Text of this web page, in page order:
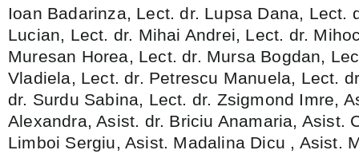
Ioan Badarinza, Lect. dr. Lupsa Dana, Lect.
Lucian, Lect. dr. Mihai Andrei, Lect. dr.
Muresan Horea, Lect. dr. Mursa Bogdan,
Vladiela, Lect. dr. Petrescu Manuela, Lect.
dr. Surdu Sabina, Lect. dr. Zsigmond Imre,
Alexandra, Asist. dr. Briciu Anamaria, Asist.
Limboi Sergiu, Asist. Madalina Dicu , Asist.